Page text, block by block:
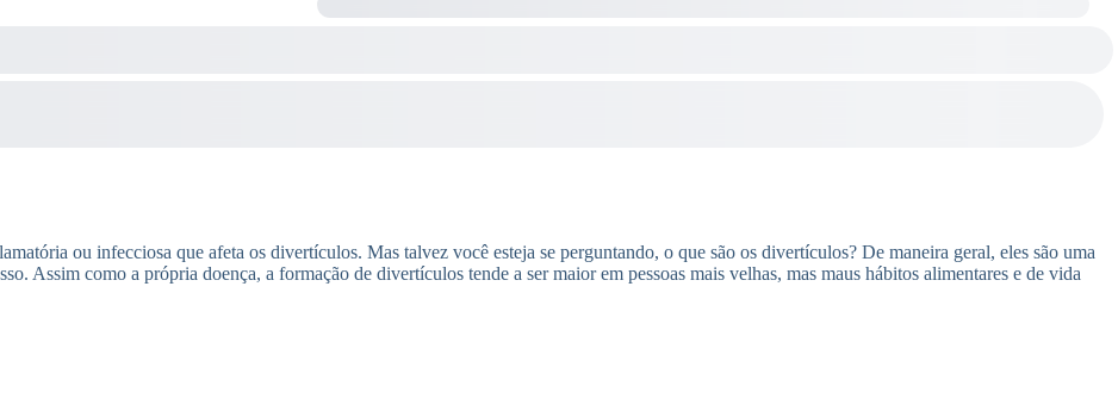
ou infecciosa que afeta os divertículos. Mas talvez você esteja se perguntando, o que são os divertículos? De maneira geral, eles são uma
Assim como a própria doença, a formação de divertículos tende a ser maior em pessoas mais velhas, mas maus hábitos alimentares e de vida